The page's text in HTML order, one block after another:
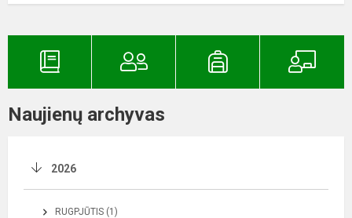
Naujienų archyvas
2026
RUGPJŪTIS (1)